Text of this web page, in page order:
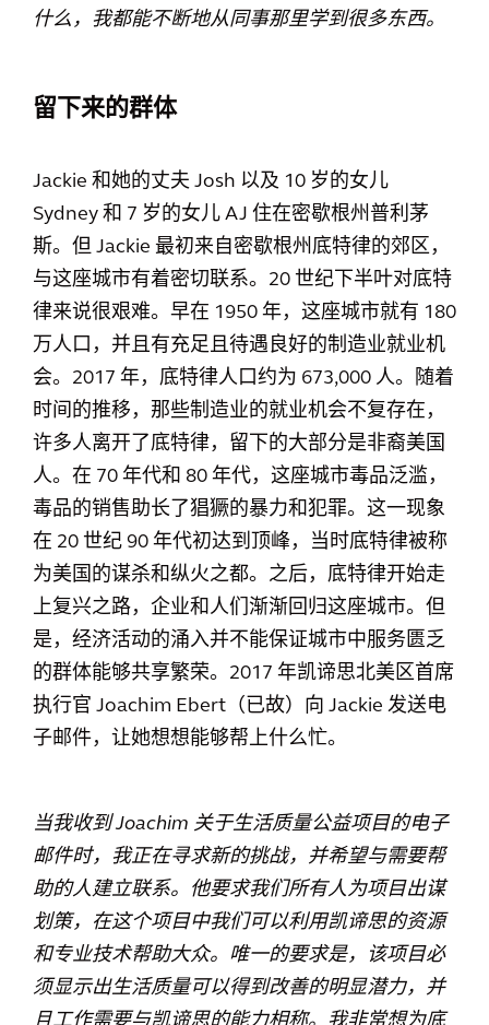
什么，我都能不断地从同事那里学到很多东西。
留下来的群体
Jackie 和她的丈夫 Josh 以及 10 岁的女儿
Sydney 和 7 岁的女儿 AJ 住在密歇根州普利茅
斯。但 Jackie 最初来自密歇根州底特律的郊区，
与这座城市有着密切联系。20 世纪下半叶对底特
律来说很艰难。早在 1950 年，这座城市就有 180
万人口，并且有充足且待遇良好的制造业就业机
会。2017 年，底特律人口约为 673,000 人。随着
时间的推移，那些制造业的就业机会不复存在，
许多人离开了底特律，留下的大部分是非裔美国
人。在 70 年代和 80 年代，这座城市毒品泛滥，
毒品的销售助长了猖獗的暴力和犯罪。这一现象
在 20 世纪 90 年代初达到顶峰，当时底特律被称
为美国的谋杀和纵火之都。之后，底特律开始走
上复兴之路，企业和人们渐渐回归这座城市。但
是，经济活动的涌入并不能保证城市中服务匮乏
的群体能够共享繁荣。2017 年凯谛思北美区首席
执行官 Joachim Ebert（已故）向 Jackie 发送电
子邮件，让她想想能够帮上什么忙。
当我收到 Joachim 关于生活质量公益项目的电子
邮件时，我正在寻求新的挑战，并希望与需要帮
助的人建立联系。他要求我们所有人为项目出谋
划策，在这个项目中我们可以利用凯谛思的资源
和专业技术帮助大众。唯一的要求是，该项目必
须显示出生活质量可以得到改善的明显潜力，并